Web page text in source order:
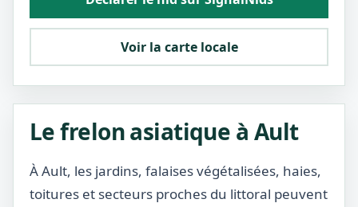
Voir la carte locale
Le frelon asiatique à Ault
À Ault, les jardins, falaises végétalisées, haies,
toitures et secteurs proches du littoral peuvent